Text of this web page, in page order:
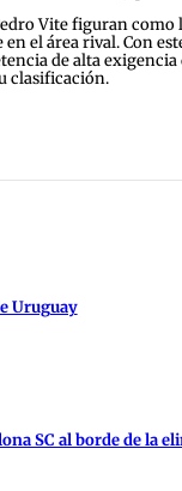
Vite figuran
el área rival. Con
de alta
clasificación.
Uruguay
SC al borde de la